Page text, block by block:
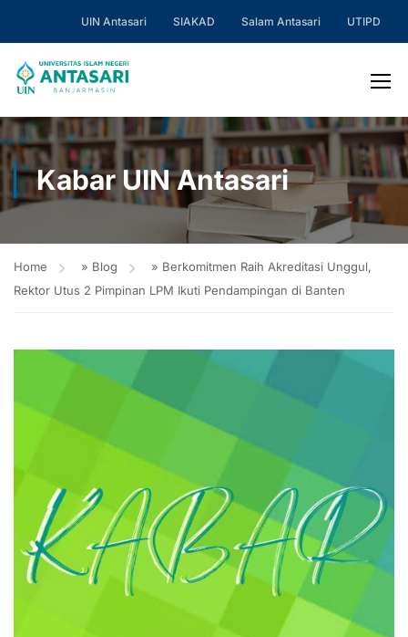
UIN Antasari SIAKAD Salam Antasari UTIPD
Kabar UIN Antasari
Home » Blog » Berkomitmen Raih Akreditasi Unggul,
Rektor Utus 2 Pimpinan LPM Ikuti Pendampingan di Banten